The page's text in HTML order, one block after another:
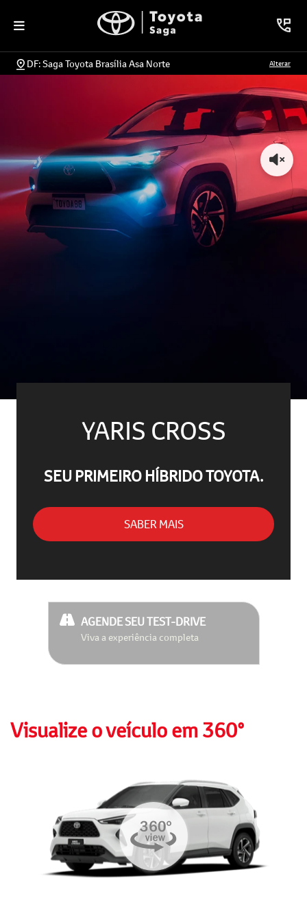
DF: Saga Toyota Brasília Asa Norte Alterar
YARIS CROSS
SEU PRIMEIRO HÍBRIDO TOYOTA.
SABER MAIS
AGENDE SEU TEST-DRIVE
Viva a experiência completa
Visualize o veículo em 360°